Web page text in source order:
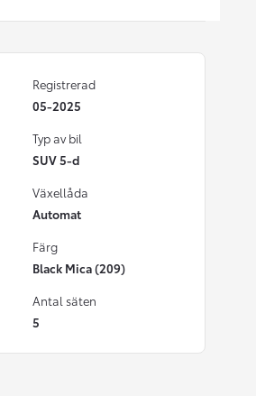
Registrerad
05-2025
Typ av bil
SUV 5-d
Växellåda
Automat
Färg
Black Mica (209)
Antal säten
5